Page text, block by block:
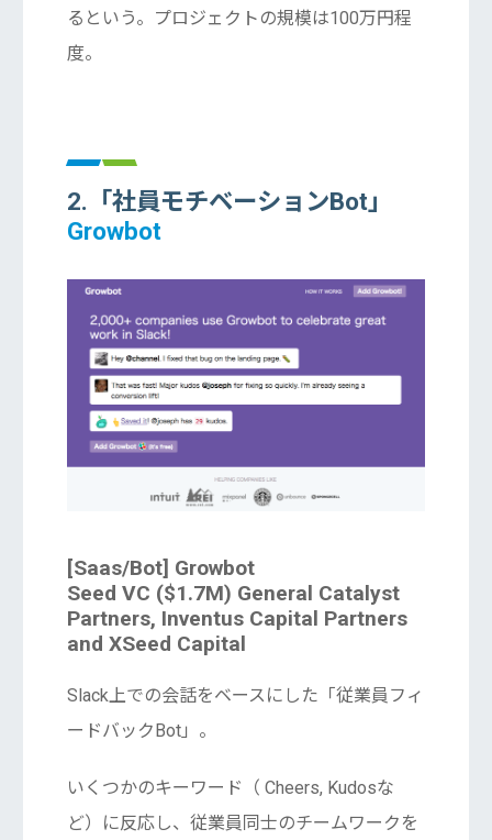
るという。プロジェクトの規模は100万円程
度。
2.「社員モチベーションBot」
Growbot
[Saas/Bot] Growbot
Seed VC ($1.7M) General Catalyst
Partners, Inventus Capital Partners
and XSeed Capital
Slack上での会話をベースにした「従業員フィ
ードバックBot」。
いくつかのキーワード（ Cheers, Kudosな
ど）に反応し、従業員同士のチームワークを